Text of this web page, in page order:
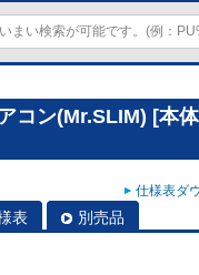
コン(Mr.SLIM) [本
仕様表ダ
表 別売品